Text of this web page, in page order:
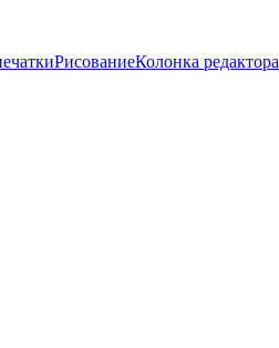
РисованиеКолонка редактора